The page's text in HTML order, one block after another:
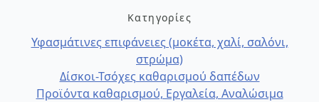
Κατηγορίες
Υφασμάτινες επιφάνειες (μοκέτα, χαλί, σαλόνι,
στρώμα)
Δίσκοι-Τσόχες καθαρισμού δαπέδων
Προϊόντα καθαρισμού, Εργαλεία, Αναλώσιμα